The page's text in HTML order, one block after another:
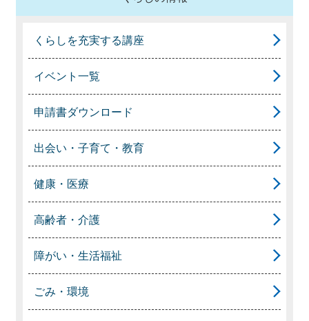
くらしを充実する講座
イベント一覧
申請書ダウンロード
出会い・子育て・教育
健康・医療
高齢者・介護
障がい・生活福祉
ごみ・環境